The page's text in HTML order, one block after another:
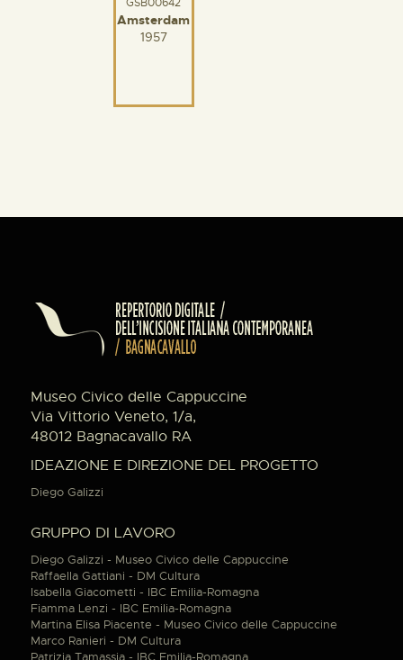
GSB00642
Amsterdam
1957
Museo Civico delle Cappuccine
Via Vittorio Veneto, 1/a,
48012 Bagnacavallo RA
IDEAZIONE E DIREZIONE DEL PROGETTO
Diego Galizzi
GRUPPO DI LAVORO
Diego Galizzi - Museo Civico delle Cappuccine
Raffaella Gattiani - DM Cultura
Isabella Giacometti - IBC Emilia-Romagna
Fiamma Lenzi - IBC Emilia-Romagna
Martina Elisa Piacente - Museo Civico delle Cappuccine
Marco Ranieri - DM Cultura